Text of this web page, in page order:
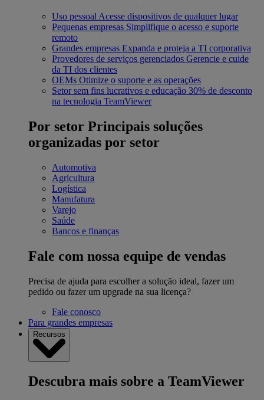
Uso pessoalAcesse dispositivos de qualquer lugar
Pequenas empresas Simplifique o acesso e suporte
remoto
Grandes empresas Expanda e proteja a TI corporativa
Provedores de serviços gerenciados Gerencie e cuide
da TI dos clientes
OEMs Otimize o suporte e as operações
Setor sem fins lucrativos e educação 30% de desconto
na tecnologia TeamViewer
Por setor Principais soluções
organizadas por setor
Automotiva
Agricultura
Logística
Manufatura
Varejo
Saúde
Bancos e finanças
Fale com nossa equipe de vendas
Precisa de ajuda para escolher a solução ideal, fazer um
pedido ou fazer um upgrade na sua licença?
Fale conosco
Para grandes empresas
Recursos
Descubra mais sobre a TeamViewer